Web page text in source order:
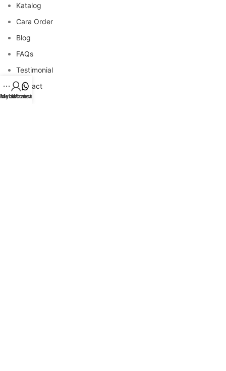
Katalog
Cara Order
Blog
FAQs
Testimonial
Contact
My account
Whatsapp